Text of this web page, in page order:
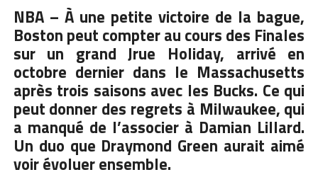
NBA – À une petite victoire de la bague,
Boston peut compter au cours des Finales
sur un grand Jrue Holiday, arrivé en
octobre dernier dans le Massachusetts
après trois saisons avec les Bucks. Ce qui
peut donner des regrets à Milwaukee, qui
a manqué de l’associer à Damian Lillard.
Un duo que Draymond Green aurait aimé
voir évoluer ensemble.